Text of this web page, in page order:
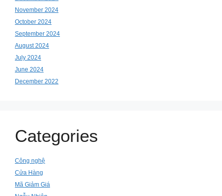
November 2024
October 2024
September 2024
August 2024
July 2024
June 2024
December 2022
Categories
Công nghệ
Cửa Hàng
Mã Giảm Giá